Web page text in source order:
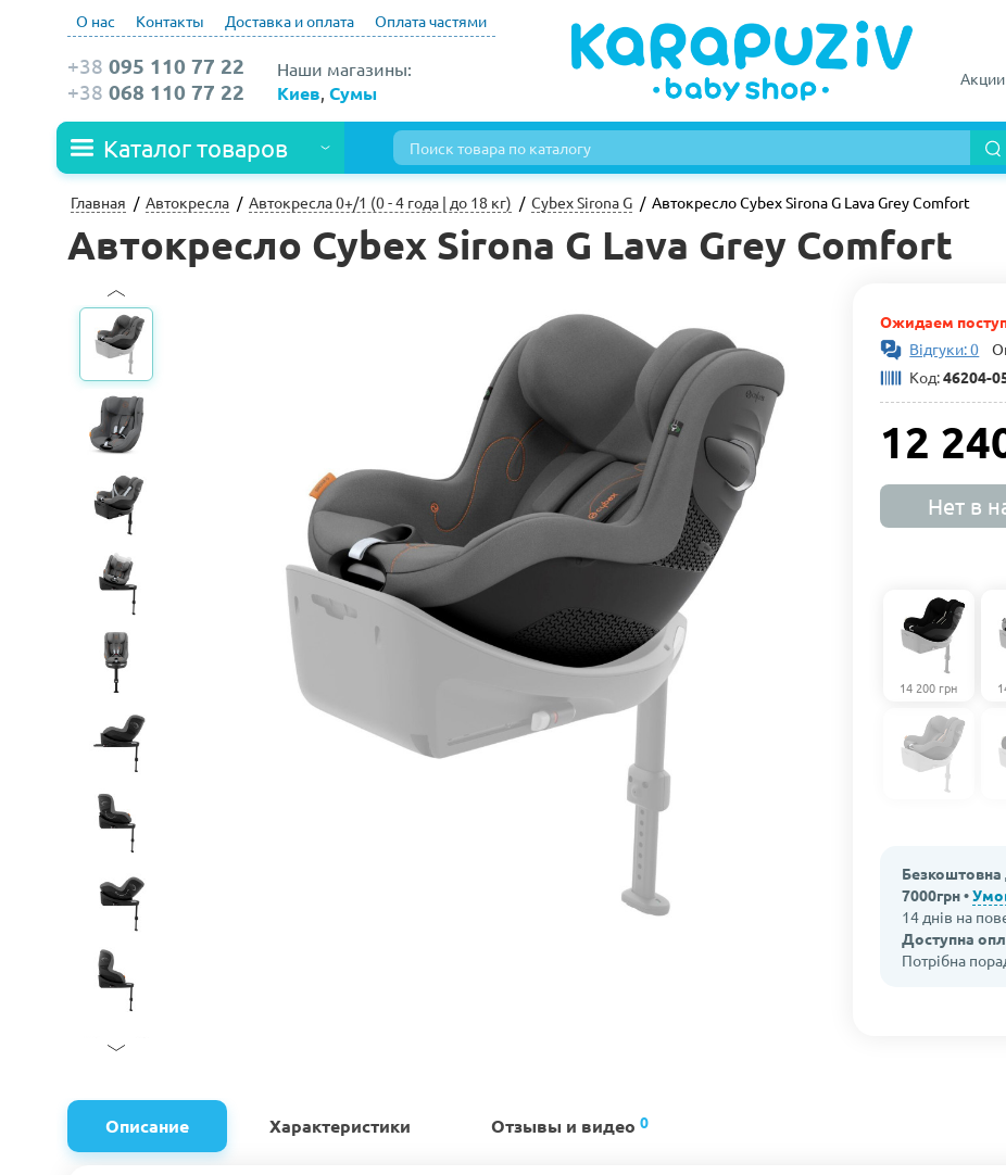
О нас Контакты Доставка и оплата Оплата частями
Наши магазины:
Киев Сумы
+38 095 110 77 22
+38 068 110 77 22
Каталог товаров
Главная Автокресла Автокресла 0+/1 (0 - 4 года | до 18 кг) Cybex Sirona G Автокресло Cybex Sirona G Lava Grey Comfort
Автокресло Cybex Sirona G Lava Grey Comfort
Ожидаем
Відгуки: 0
Код:46204-
12
Нет в
14 200 грн
Безкоштовна
7000грн •
14 днів на
Доступна
Потрібна
Описание Характеристики Отзывы и видео 0